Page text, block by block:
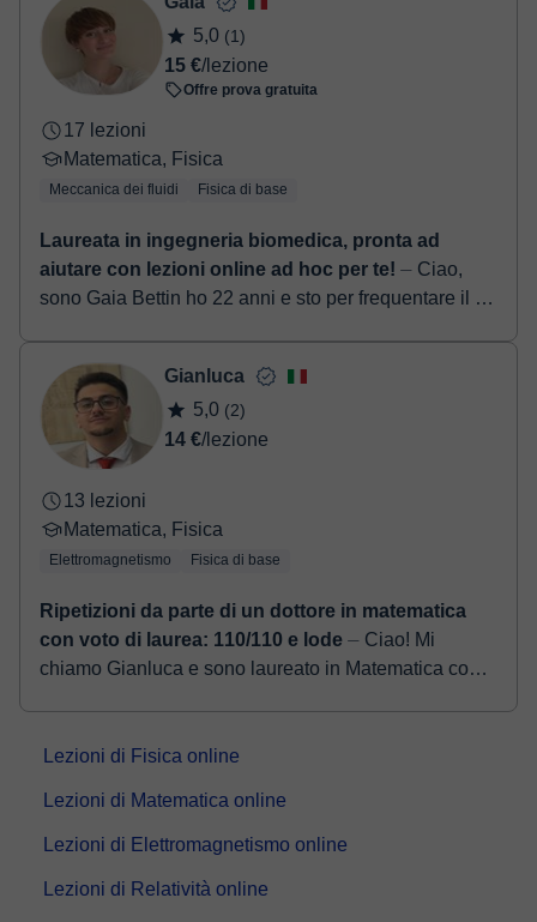
all'Istituto ...
5,0 (1)
15 €/lezione
Offre prova gratuita
17 lezioni
Matematica, Fisica
Meccanica dei fluidi Fisica di base
Laureata in ingegneria biomedica, pronta ad
aiutare con lezioni online ad hoc per te! ⏤ Ciao,
sono Gaia Bettin ho 22 anni e sto per frequentare il 2°
Gianluca
5,0 (2)
14 €/lezione
13 lezioni
Matematica, Fisica
Elettromagnetismo Fisica di base
Ripetizioni da parte di un dottore in matematica
con voto di laurea: 110/110 e lode ⏤ Ciao! Mi
chiamo Gianluca e sono laureato in Matematica con
Lezioni di Fisica online
Lezioni di Matematica online
Lezioni di Elettromagnetismo online
Lezioni di Relatività online